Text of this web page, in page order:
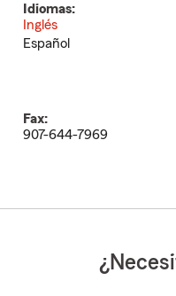
Idiomas:
Inglés
Español
Fax:
907-644-7969